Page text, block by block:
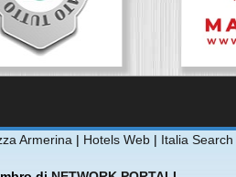
Armerina | Hotels Web | Italia Search